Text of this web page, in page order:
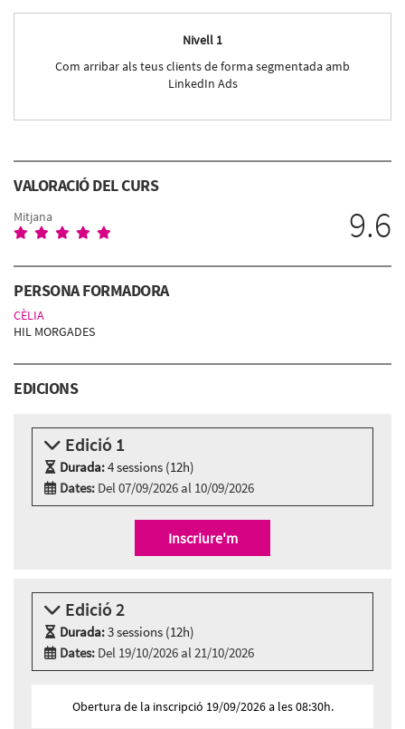
Nivell 1
Com arribar als teus clients de forma segmentada amb
LinkedIn Ads
VALORACIÓ DEL CURS
Mitjana 9.6
PERSONA FORMADORA
CÈLIA
HIL MORGADES
EDICIONS
Edició 1
Durada:4 sessions (12h)
Dates: Del 07/09/2026 al 10/09/2026
4 sessions aula virtual
Dimarts 8 de setembre, 10:00h - 13:00h
Dimecres 9 de setembre, 10:00h - 13:00h
Dijous 10 de setembre, 10:00h - 13:00h
Inscriure'm
Edició 2
Durada:3 sessions (12h)
Dates: Del 19/10/2026 al 21/10/2026
Idioma:Català
Obertura de la inscripció 19/09/2026 a les 08:30h.